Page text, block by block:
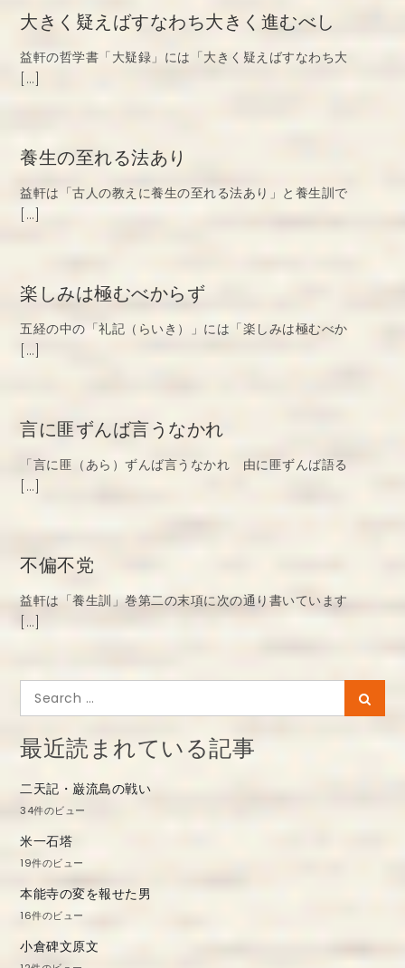
大きく疑えばすなわち大きく進むべし
益軒の哲学書「大疑録」には「大きく疑えばすなわち大
[…]
養生の至れる法あり
益軒は「古人の教えに養生の至れる法あり」と養生訓で
[…]
楽しみは極むべからず
五経の中の「礼記（らいき）」には「楽しみは極むべか
[…]
言に匪ずんば言うなかれ
「言に匪（あら）ずんば言うなかれ 由に匪ずんば語る
[…]
不偏不党
益軒は「養生訓」巻第二の末項に次の通り書いています
[…]
Search
for:
最近読まれている記事
二天記・巌流島の戦い
34件のビュー
米一石塔
19件のビュー
本能寺の変を報せた男
16件のビュー
小倉碑文原文